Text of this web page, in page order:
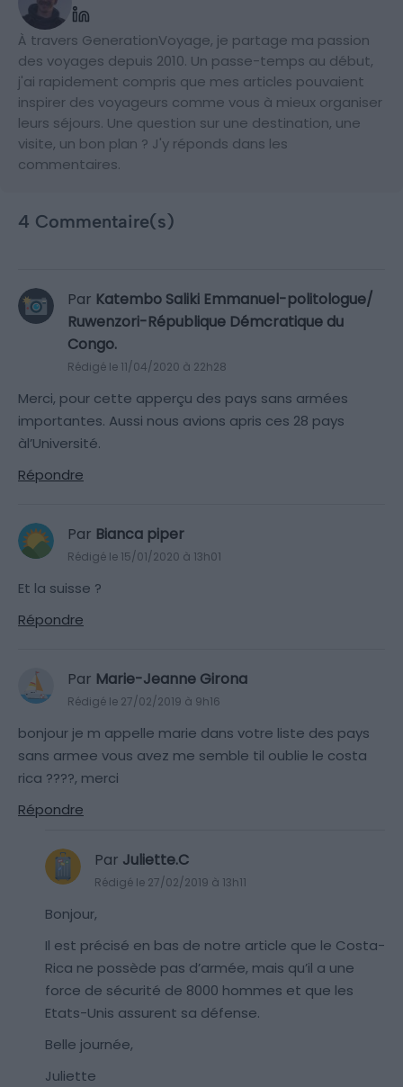
À travers GenerationVoyage, je partage ma passion
des voyages depuis 2010. Un passe-temps au début,
j'ai rapidement compris que mes articles pouvaient
inspirer des voyageurs comme vous à mieux organiser
leurs séjours. Une question sur une destination, une
visite, un bon plan ? J'y réponds dans les
commentaires.
4 Commentaire(s)
Par Katembo Saliki Emmanuel-politologue/
Ruwenzori-République Démcratique du
Congo.
Rédigé le 11/04/2020 à 22h28
Merci, pour cette apperçu des pays sans armées
importantes. Aussi nous avions apris ces 28 pays
àl’Université.
Répondre
Par Bianca piper
Rédigé le 15/01/2020 à 13h01
Et la suisse ?
Répondre
Par Marie-Jeanne Girona
Rédigé le 27/02/2019 à 9h16
bonjour je m appelle marie dans votre liste des pays
sans armee vous avez me semble til oublie le costa
rica ????, merci
Répondre
Par Juliette.C
Rédigé le 27/02/2019 à 13h11
Bonjour,
Il est précisé en bas de notre article que le Costa-
Rica ne possède pas d’armée, mais qu’il a une
force de sécurité de 8000 hommes et que les
Etats-Unis assurent sa défense.
Belle journée,
Juliette